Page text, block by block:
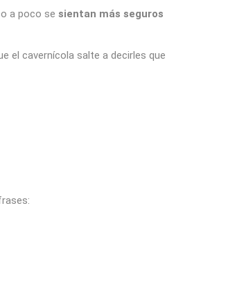
a poco se sientan más seguros
el cavernícola salte a decirles que